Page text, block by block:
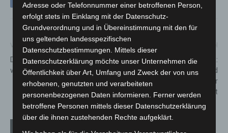
DRK in der Region Hannover
wählt neues Präsidium
Weihnachtszauber im CCL:
Festliche Aktionen und
Überraschungen in der
Vorweihnachtszeit
Adresse oder Telefonnummer einer betroffenen Person,
erfolgt stets im Einklang mit der Datenschutz-
Grundverordnung und in Übereinstimmung mit den für
uns geltenden landesspezifischen
Datenschutzbestimmungen. Mittels dieser
Datenschutzerklärung möchte unser Unternehmen die
Öffentlichkeit über Art, Umfang und Zweck der von uns
erhobenen, genutzten und verarbeiteten
personenbezogenen Daten informieren. Ferner werden
betroffene Personen mittels dieser Datenschutzerklärung
über die ihnen zustehenden Rechte aufgeklärt.